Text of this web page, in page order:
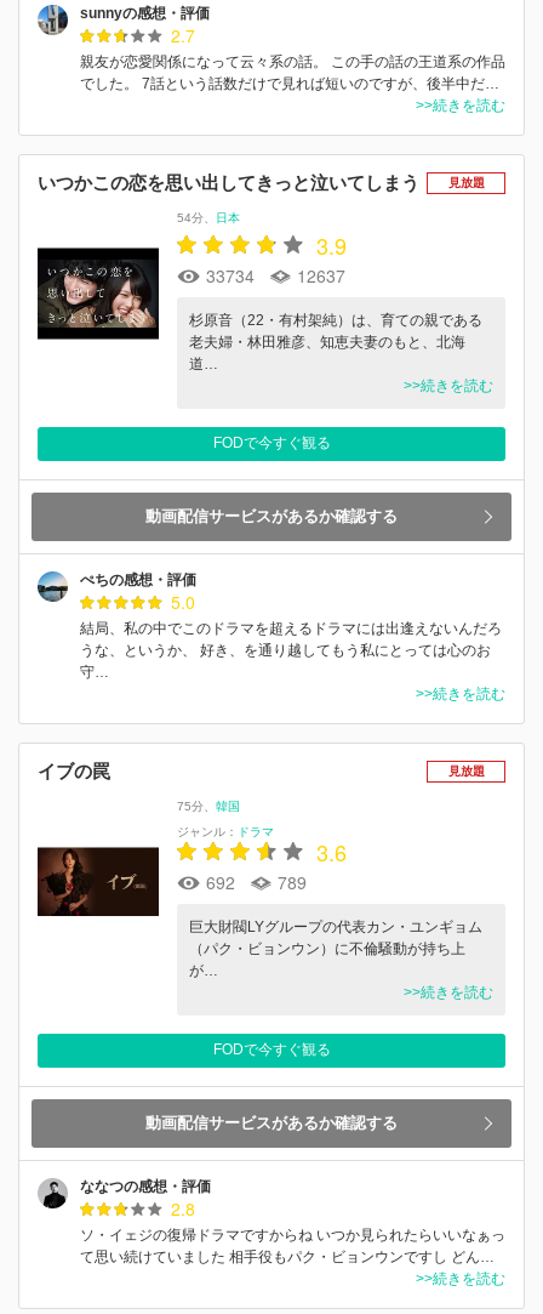
sunnyの感想・評価
2.7
親友が恋愛関係になって云々系の話。 この手の話の王道系の作品
でした。 7話という話数だけで見れば短いのですが、後半中だ…
>>続きを読む
いつかこの恋を思い出してきっと泣いてしまう 見放題
54分 日本
3.9
33734 12637
杉原音（22・有村架純）は、育ての親である
老夫婦・林田雅彦、知恵夫妻のもと、北海
道…
>>続きを読む
FODで今すぐ観る
動画配信サービスがあるか確認する
ぺちの感想・評価
5.0
結局、私の中でこのドラマを超えるドラマには出逢えないんだろ
うな、というか、 好き、を通り越してもう私にとっては心のお
守…
>>続きを読む
イブの罠 見放題
75分
韓国
ジャンル：
ドラマ
3.6
692 789
巨大財閥LYグループの代表カン・ユンギョム
（パク・ビョンウン）に不倫騒動が持ち上
が…
>>続きを読む
FODで今すぐ観る
動画配信サービスがあるか確認する
ななつの感想・評価
2.8
ソ・イェジの復帰ドラマですからね いつか見られたらいいなぁっ
て思い続けていました 相手役もパク・ビョンウンですし どん…
>>続きを読む